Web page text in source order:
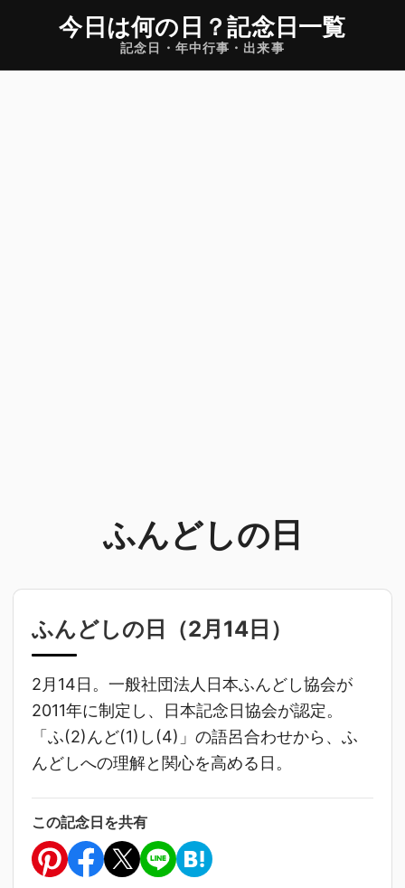
今日は何の日 ？記念日一覧
記念日・年中行事・出来事
ふんどしの日
ふんどしの日（2月14日 ）
2月14日。一般社団法人日本ふんどし協会が
2011年に制定し、日本記念日協会が認定。
「ふ(2)んど(1)し(4)」の語呂合わせから、ふ
んどしへの理解と関心を高める日。
この記念日を共有